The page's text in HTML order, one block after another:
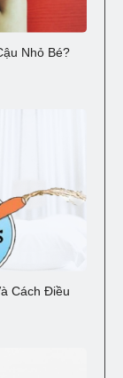
Nhỏ Bé?
Cách Điều